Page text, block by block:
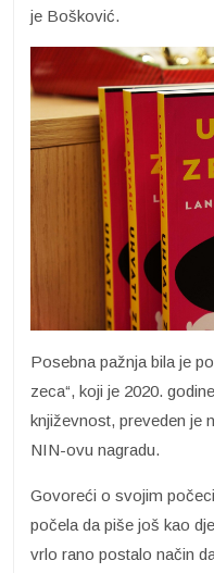
je Bošković.
Posebna pažnja bila je
zeca“, koji je 2020.
književnost, preveden je
NIN-ovu nagradu.
Govoreći o svojim
počela da piše još kao
vrlo rano postalo način